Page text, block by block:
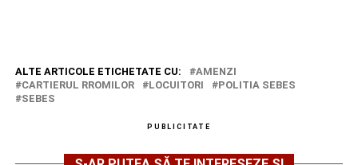
ALTE ARTICOLE ETICHETATE CU:
AMENZI
CARTIERUL RROMILOR
LOCUITORI
POLITIA SEBES
SEBES
PUBLICITATE